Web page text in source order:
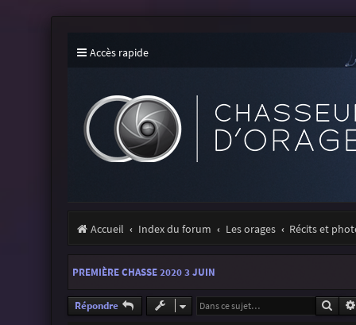
Accès rapide
Accueil Index du forum Les orages Récits et
PREMIÈRE CHASSE 2020 3 JUIN
Répondre